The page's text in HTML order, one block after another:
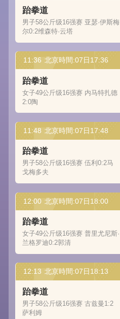
跆拳道
男子58公斤级16强赛 亚瑟·伊斯梅
尔0:2维森特·云塔
11:36 北京時間:07日17:36
跆拳道
女子49公斤级16强赛 内马特扎德
2:0陶
11:48 北京時間:07日17:48
跆拳道
男子58公斤级16强赛 伍利0:2马
戈梅多夫
12:00 北京時間:07日18:00
跆拳道
女子49公斤级16强赛 普里尤尼斯·
兰格罗迪0:2郭清
12:13 北京時間:07日18:13
跆拳道
男子58公斤级16强赛 古兹曼1:2
萨利姆